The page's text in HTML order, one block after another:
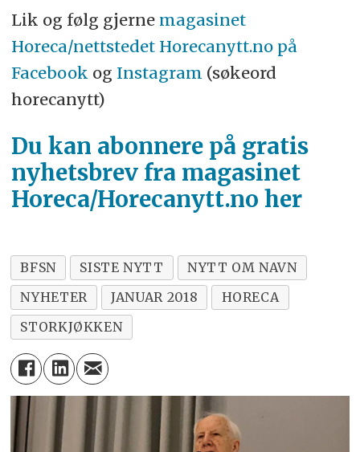
Lik og følg gjerne magasinet
Horeca/nettstedet Horecanytt.no på
Facebook og Instagram (søkeord
horecanytt)
Du kan abonnere på gratis
nyhetsbrev fra magasinet
Horeca/Horecanytt.no her
BFSN SISTE NYTT
NYTT OM NAVN
NYHETER
JANUAR 2018
HORECA
STORKJØKKEN